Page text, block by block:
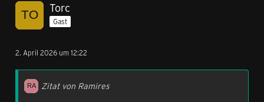
Torc
Gast
2. April 2026 um 12:22
Zitat von Ramires